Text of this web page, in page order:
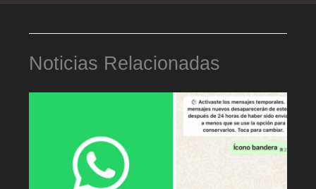
Noticias Relacionadas